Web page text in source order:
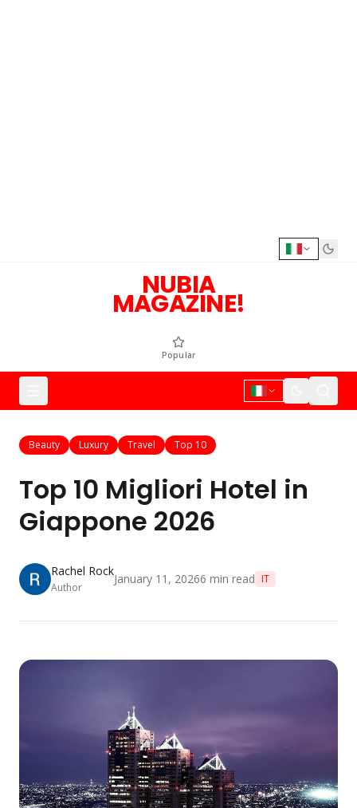
NUBIA
MAGAZINE!
Popular
Beauty Luxury Travel Top 10
Top 10 Migliori Hotel in
Giappone 2026
Rachel Rock
Author
January 11, 20266 min read IT